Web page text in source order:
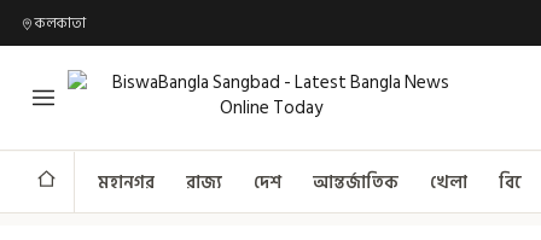
কলকাতা
মহানগর রাজ্য দেশ আন্তর্জাতিক খেলা